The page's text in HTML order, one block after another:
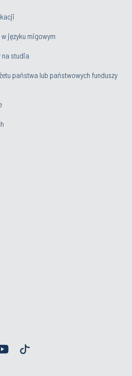
języku migowym
studia
państwa lub państwowych funduszy